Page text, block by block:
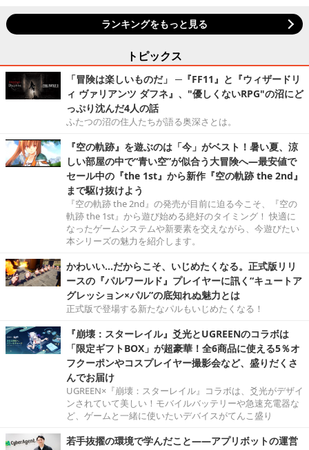
ランキングをもっと見る
トピックス
「冒険は楽しいものだ」 ─『FF11』と『ウィザードリ
ィ ヴァリアンツ ダフネ』、"優しくないRPG"の沼にど
っぷり沈んだ4人の話
ふたつの沼の住人たちが語る奥深さとは。
『空の軌跡』を遊ぶのは「今」がベスト！暑い夏、涼
しい部屋の中で“青い空”が似合う大冒険へ―最安値で
セール中の『the 1st』から新作『空の軌跡 the 2nd』
まで駆け抜けよう
『空の軌跡 the 2nd』の発売が目前に迫る今こそ、『空の
軌跡 the 1st』から遊び始める絶好のタイミング！ 快適に
なったゲームシステムや新要素を交えながら、今遊びたい
本シリーズの魅力を紹介します。
かわいい…だからこそ、いじめたくなる。正式版リリ
ースの『パルワールド』プレイヤーに訊く“キュートア
グレッション×パル”の底知れぬ魅力とは
正式版で登場する新たなパルもいじめたくなる！
『崩壊：スターレイル』爻光とUGREENのコラボは
「限定ギフトBOX」が超豪華！全6商品に使える5％オ
フクーポンやコスプレイヤー撮影会など、盛りだくさ
んでお届け
UGREEN×『崩壊：スターレイル』コラボは、爻光がデザイ
ンされていて美しい！モバイルバッテリーや急速充電器な
ど、ゲームと一緒に使いたいデバイスがてんこ盛り
若手抜擢の環境で学んだこと――アプリボットの運営